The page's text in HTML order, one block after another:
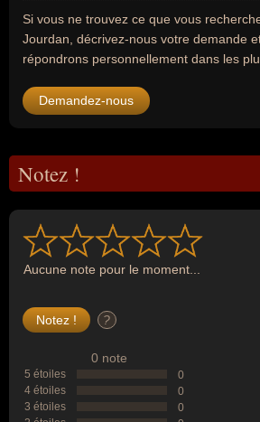
Si vous ne trouvez ce que vous
Jourdan, décrivez-nous votre demande
répondrons personnellement dans les
Demandez-nous
Notez !
Aucune note pour le moment...
?
0 note
5 étoiles
0
4 étoiles
0
3 étoiles
0